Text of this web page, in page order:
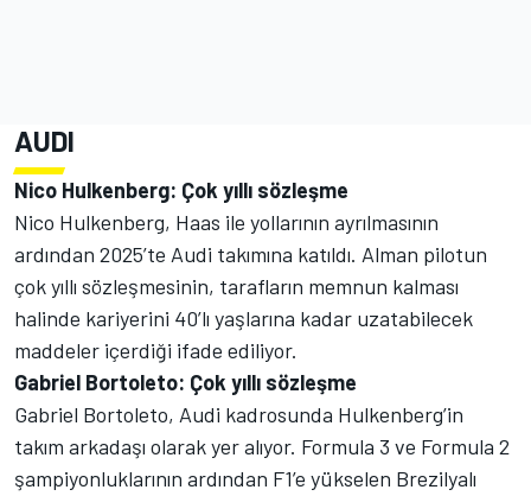
AUDI
Nico Hulkenberg: Çok yıllı sözleşme
Nico Hulkenberg, Haas ile yollarının ayrılmasının
ardından 2025’te Audi takımına katıldı. Alman pilotun
çok yıllı sözleşmesinin, tarafların memnun kalması
halinde kariyerini 40’lı yaşlarına kadar uzatabilecek
maddeler içerdiği ifade ediliyor.
Gabriel Bortoleto: Çok yıllı sözleşme
Gabriel Bortoleto, Audi kadrosunda Hulkenberg’in
takım arkadaşı olarak yer alıyor. Formula 3 ve Formula 2
şampiyonluklarının ardından F1’e yükselen Brezilyalı